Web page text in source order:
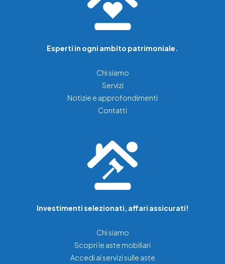
Esperti in ogni ambito patrimoniale.
Chi siamo
Servizi
Notizie e approfondimenti
Contatti
Investimenti selezionati, affari assicurati!
Chi siamo
Scopri le aste mobiliari
Accedi ai servizi sulle aste